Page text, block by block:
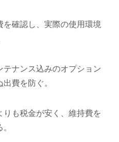
確認し、実際の使用環境
テナンス込みのオプション
費を防ぐ。
も税金が安く、維持費を